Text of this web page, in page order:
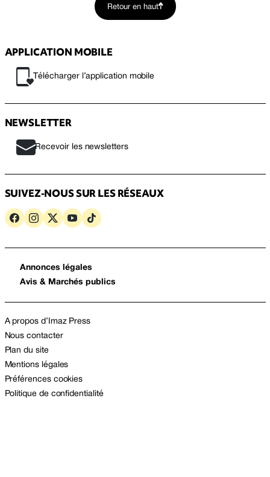
Retour en haut
APPLICATION MOBILE
Télécharger l’application mobile
NEWSLETTER
Recevoir les newsletters
SUIVEZ-NOUS SUR LES RÉSEAUX
Annonces légales
Avis & Marchés publics
A propos d’Imaz Press
Nous contacter
Plan du site
Mentions légales
Préférences cookies
Politique de confidentialité